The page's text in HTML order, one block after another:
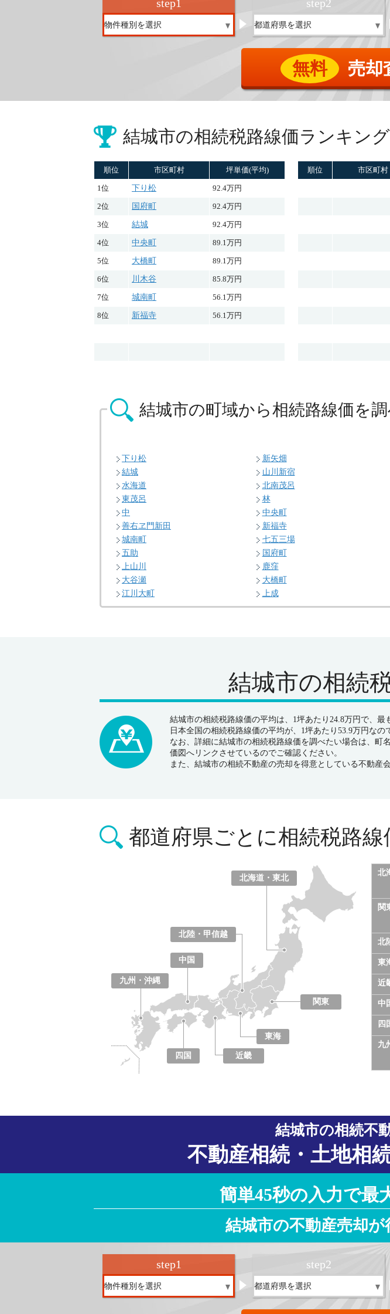
step1 step2
無料 売却
結城市の相続税路線価ランキング
順位 市区町村 坪単価(平均)
1位 下り松 92.4万円
2位 国府町 92.4万円
3位 結城 92.4万円
4位 中央町 89.1万円
5位 大橋町 89.1万円
6位 川木谷 85.8万円
7位 城南町 56.1万円
8位 新福寺 56.1万円
順位 市区町村
結城市の町域から相続路線価を
下り松 新矢畑
結城
山川新宿
水海道
北南茂呂
東茂呂
林
中
中央町
善右ヱ門新田
新福寺
城南町
七五三場
五助
国府町
上山川
鹿窪
大谷瀬
大橋町
江川大町
上成
結城市の相続
結城市の相続税路線価の平均は、1坪あたり24.8万円で、最
日本全国の相続税路線価の平均が、1坪あたり53.9万円な
なお、詳細に結城市の相続税路線価を調べたい場合は、町
価図へリンクさせているのでご確認ください。
また、結城市の相続不動産の売却を得意としている不動産
都道府県ごとに相続税路線
北海道・東北
関東
北陸・甲信越
東海
愛知県
岐阜県
三重県
静岡県
近畿
中国
四国
九州・沖縄
北
関
北
東
近
中
四
九
結城市の相続不
不動産相続・土地相
簡単45秒の入力で最
結城市の不動産売却が
step1 step2